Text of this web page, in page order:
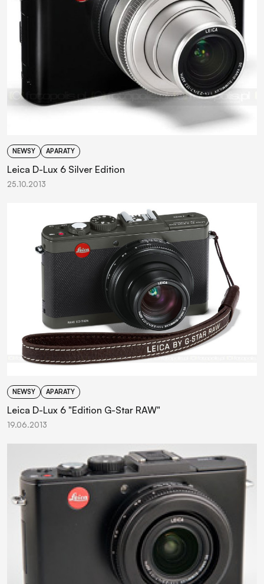
NEWSY APARATY
Leica D-Lux 6 Silver Edition
25.10.2013
NEWSY APARATY
Leica D-Lux 6 "Edition G-Star RAW"
19.06.2013